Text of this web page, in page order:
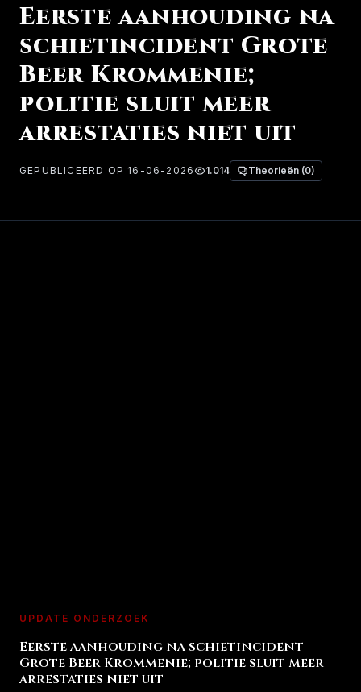
Eerste aanhouding na
schietincident Grote
Beer Krommenie;
politie sluit meer
arrestaties niet uit
GEPUBLICEERD OP 16-06-2026 1.014 Theorieën (0)
UPDATE ONDERZOEK
Eerste aanhouding na schietincident
Grote Beer Krommenie; politie sluit meer
arrestaties niet uit